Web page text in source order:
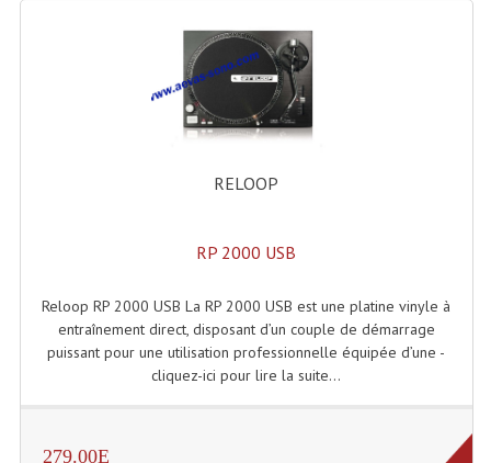
Lecteurs Cd À Plats Lecteur MP3
Lecteurs Double Cd Mixage Intégrée
Lecteurs Double Cd MP3
Digital Package Et Logiciel
Enregistreur Numérique
Platines Dvd Pour Dj
RELOOP
RP 2000 USB
Reloop RP 2000 USB La RP 2000 USB est une platine vinyle à
entraînement direct, disposant d’un couple de démarrage
puissant pour une utilisation professionnelle équipée d’une -
cliquez-ici pour lire la suite...
279.00E